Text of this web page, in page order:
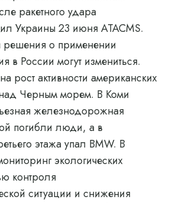
ракетного удара
Украины 23 июня ATACMS.
решения о применении
в России могут измениться.
рост активности американских
Черным морем. В Коми
железнодорожная
погибли люди, а в
этажа упал BMW. В
экологических
контроля
ситуации и снижения